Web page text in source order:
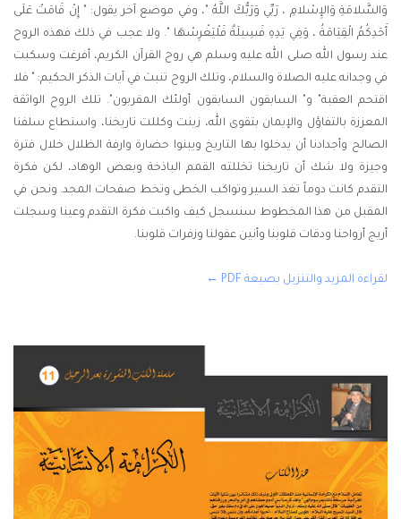
وَالسَّلامَةِ وَالإِسْلامِ ، رَبِّي وَرَبُّكَ اللَّهُ "، وفي موضع آخر يقول: " إِنْ قَامَتْ عَلَى
أَحَدِكُمُ الْقِيَامَةُ ، وَفِي يَدِهِ فَسِيلَةٌ فَلْيَغْرِسْهَا ". ولا عجب في ذلك فهذه الروح
عند رسول الله صلى الله عليه وسلم هي روح القرآن الكريم، أفرغت وسكبت
في وجدانه عليه الصلاة والسلام، وتلك الروح تنبث في آيات الذكر الحكيم: " فلا
اقتحم العقبة" و" السابقون السابقون أولئك المقربون". تلك الروح الواثقة
المعززة بالتفاؤل والإيمان بتقوى الله، زينت وكللت تاريخنا، واستطاع سلفنا
الصالح وأجدادنا أن يدخلوا بها التاريخ ويبنوا حضارة وارفة الظلال خلال فترة
وجيزة ولا شك أن تاريخنا تخللته القمم الباذخة وبعض الوهاد، لكن فكرة
التقدم كانت دوماً تغذ السير وتواكب الخطى وتخط صفحات المجد. ونحن في
المقبل من هذا المخطوط سنسجل كيف واكبت فكرة التقدم وعينا وسجلت
أريج أرواحنا ودقات قلوبنا وأنين عقولنا وزفرات قلوبنا.
لقراءة المزيد والتنزيل بصيغة PDF ←